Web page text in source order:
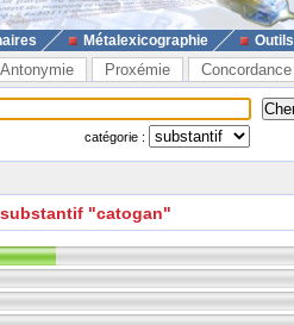
Métalexicographie Outils
Antonymie Proxémie Concordance
catégorie :
"catogan"